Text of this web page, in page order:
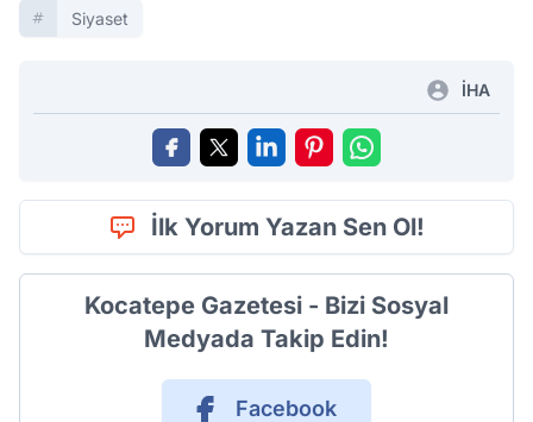
Siyaset
İHA
İlk Yorum Yazan Sen Ol!
Kocatepe Gazetesi - Bizi Sosyal
Medyada Takip Edin!
Facebook